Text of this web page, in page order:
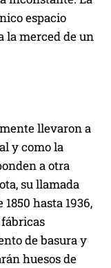
espacio
la merced de un
llevaron a
y como la
a otra
su llamada
hasta 1936,
de basura y
huesos de